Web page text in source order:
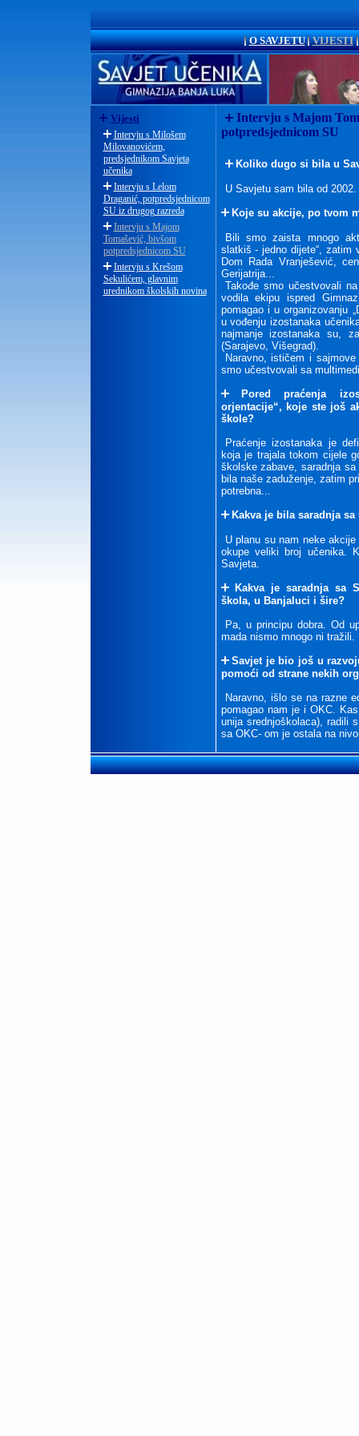
O SAVJETU VIJESTI
Vijesti
Intervju s Milošem
Milovanovićem,
predsjednikom Savjeta
učenika
Intervju s Lelom
Draganić, potpredsjednicom
SU iz drugog razreda
Intervju s Majom
Tomašević, bivšom
potpredsjednicom SU
Intervju s Krešom
Sekulićem, glavnim
urednikom školskih novina
Intervju s Majom
potpredsjednicom SU
Koliko dugo si bila u
U Savjetu sam bila od
Koje su akcije, po tvom
Bili smo zaista mnogo
slatkiš - jedno dijete“, zatim
Dom Rada Vranješević,
Gerijatrija...
Takođe smo učestvovali
vodila ekipu ispred
pomagao i u organizovanju
u vođenju izostanaka
najmanje izostanaka su,
(Sarajevo, Višegrad).
Naravno, ističem i
smo učestvovali sa
Pored praćenja
orjentacije“, koje ste još
škole?
Praćenje izostanaka je
koja je trajala tokom cijele
školske zabave, saradnja
bila naše zaduženje, zatim
potrebna...
Kakva je bila saradnja
U planu su nam neke
okupe veliki broj učenika.
Savjeta.
Kakva je saradnja sa
škola, u Banjaluci i šire?
Pa, u principu dobra. Od
mada nismo mnogo ni tražili.
Savjet je bio još u
pomoći od strane nekih
Naravno, išlo se na razne
pomagao nam je i OKC.
unija srednjoškolaca), radili
sa OKC- om je ostala na